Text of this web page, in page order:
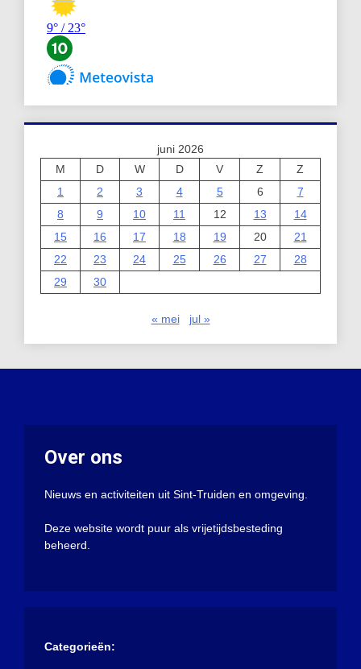
juni 2026
M
D W D V Z
Z
1
2 3 4 5 6
7
8
9 10 11 12 13
14
15
16 17 18 19 20
21
22
23 24 25 26 27
28
29
30
« mei jul »
Over ons
Nieuws en activiteiten uit Sint-Truiden en omgeving.
Deze website wordt puur als vrijetijdsbesteding
beheerd.
Categorieën: